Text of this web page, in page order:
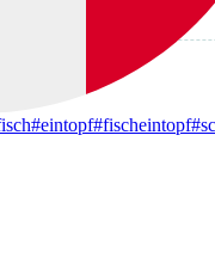
#eintopf#fischeintopf